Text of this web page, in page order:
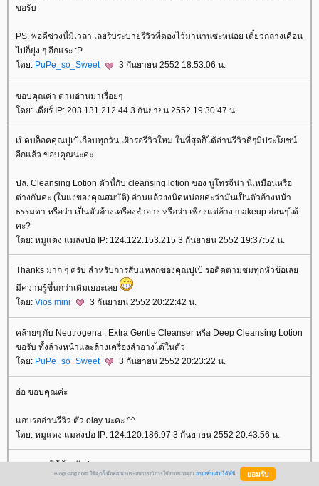
ขอรับ
PS. พอดีช่วงนี้มีเวลา เลยรีบระบายรีวิวที่ดองไว้มานานซะหน่อย เดี๋ยวกลางเดือน
ไปก็ยุ่ง ๆ อีกแระ :P
ดย: PuPe_so_Sweet 3 กันยายน 2552 18:53:06 น.
ขอบคุณค่า ตามอ่านมาเรื่อยๆ
ดย: เดียร์ IP: 203.131.212.44 3 กันยายน 2552 19:30:47 น.
เปิดบล็อคคุณปูเป้เกือบทุกวัน เฝ้ารอรีวิวใหม่ ในที่สุดก็ได้อ่านรีวิวดีๆมีประโยชน์
อีกแล้ว ขอบคุณนะคะ
ปล. Cleansing Lotion ตัวนี้กับ cleansing lotion ของ นูโทรจีน่า นี่เหมือนหรือ
ต่างกันคะ (ในแง่ของคุณสมบัติ) อ่านแล้วงงนิดหน่อยค่ะว่ามันเป็นตัวล้างหน้า
ธรรมดา หรือว่า เป็นตัวล้างเครื่องสำอาง หรือว่า เพียงแต่ล้าง makeup อ่อนๆได้
คะ?
ดย: หมูแดง แมลงปอ IP: 124.122.153.215 3 กันยายน 2552 19:37:52 น.
Thanks มาก ๆ ครับ สำหรับการสับแหลกของคุณปูเป้ รอติดตามชมทุกหัวข้อเล
มีความรู้ขึ้นกว่าเดิมเยอะเล
ดย: Vios mini 3 กันยายน 2552 20:22:42 น.
คล้ายๆ กับ Neutrogena : Extra Gentle Cleanser หรือ Deep Cleansing Lotion
ขอรับ ทั้งล้างหน้าและล้างเครื่องสำอางได้ในตัว
ดย: PuPe_so_Sweet 3 กันยายน 2552 20:23:22 น.
อ่อ ขอบคุณค่ะ
อบรออ่านรีวิว ตัว olay นะคะ ^^
ดย: หมูแดง แมลงปอ IP: 124.120.186.97 3 กันยายน 2552 20:43:56 น.
อยากลองใช้บ้างจังค่าาาาา
iMcOoLAe 3 กันยายน 2552 22:02:24 น.
BlogGang.com ใช้คุกกี้เพื่อพัฒนาประสบการณ์การใช้งานของคุณ อ่านเพิ่มเติมได้ที่นี่